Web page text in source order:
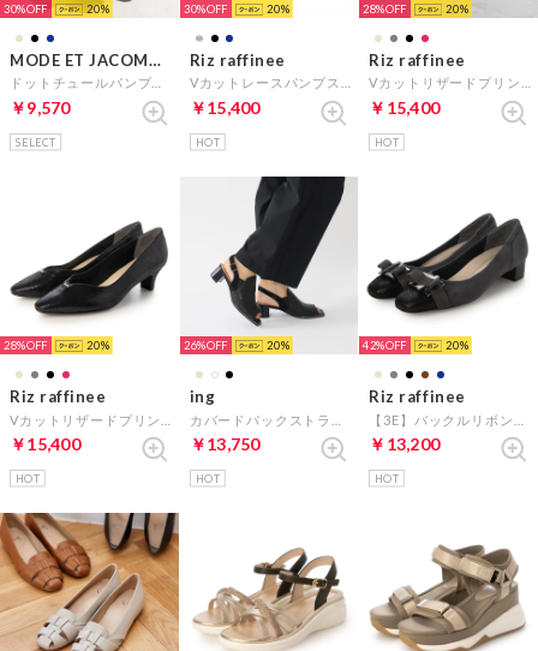
30% 20
MODE ET JACOMO carino
￥9,570
SELECT
30% 20
Riz raffinee
￥15,400
HOT
28% 20
Riz raffinee
￥15,400
HOT
28% 20
Riz raffinee
￥15,400
HOT
26% 20
ing
￥13,750
HOT
42% 20
Riz raffinee
￥13,200
HOT